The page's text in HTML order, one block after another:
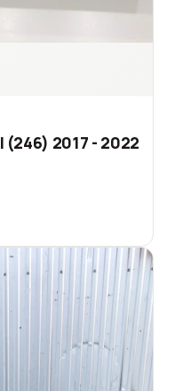
(246) 2017 - 2022